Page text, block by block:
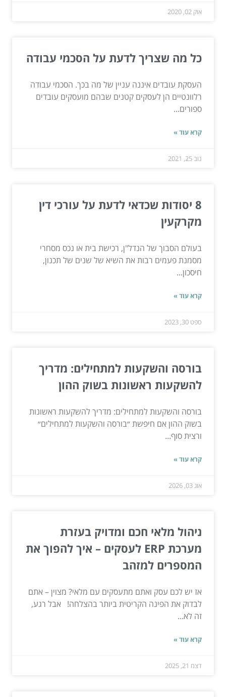
אוק 02, 2020
כל מה שצריך לדעת על הסכמי עבודה
העסקת עובדים איננה עניין של מה בכך. הסכמי עבודה
רלוונטיים הן לעסקים קטנים שבהם מועסקים עובדים
ספורים...
קרא עוד »
נוב 25, 2021
8 יסודות שכדאי לדעת על עורכי דין
מקרקעין
בעולם הסבוך של הנדל"ן, רכישת בית או נכס מסחרי
מסמנת פעמים רבות את השיא של שנים של תכנון,
חיסכון...
קרא עוד »
ספט 30, 2023
בורסה והשקעות למתחילים: מדריך
להשקעות ראשונות בשוק ההון
בורסה והשקעות למתחילים: מדריך להשקעות ראשונות
בשוק ההון אם חיפשת ״בורסה והשקעות למתחילים״
ורצית סוף...
קרא עוד »
אוג 03, 2026
ניהול מלאי חכם ומדויק בעזרת
מערכת ERP לעסקים – איך להפוך את
המספרים למזהב
אז יש לכם עסק ואתם מתעסקים עם מלאי? מצוין – אתם
לבדוק את הפינה הקריטית ביותר בהצלחה! אבל רגע,
זה לא...
קרא עוד »
דצמ 21, 2025